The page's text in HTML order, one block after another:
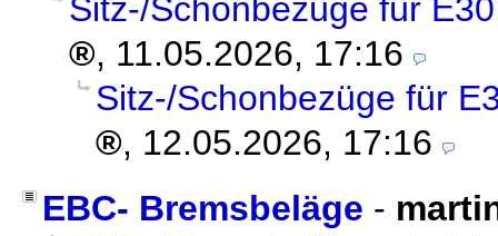
Sitz-/Schonbezüge für
, 11.05.2026, 17:16
Sitz-/Schonbezüge für
, 12.05.2026, 17:16
EBC- Bremsbeläge -